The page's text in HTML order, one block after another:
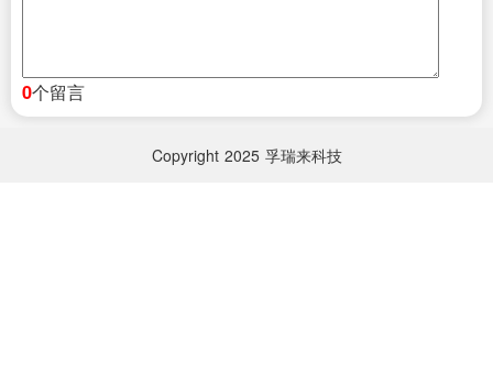
0个留言
Copyright 2025 孚瑞来科技